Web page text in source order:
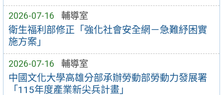
2026-07-16 輔導室
衛生福利部修正「強化社會安全網－急難紓困實
施方案」
2026-07-16 輔導室
中國文化大學高雄分部承辦勞動部勞動力發展署
「115年度產業新尖兵計畫」